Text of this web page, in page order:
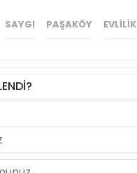
SAYGI PAŞAKÖY EVLILIK